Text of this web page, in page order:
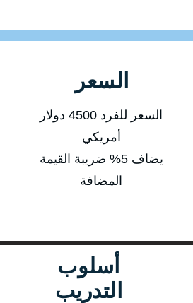
السعر
السعر للفرد 4500 دولار
أمريكي
يضاف 5% ضريبة القيمة
المضافة
أسلوب
التدريب